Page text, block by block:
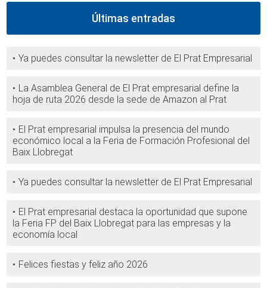
Últimas entradas
Ya puedes consultar la newsletter de El Prat Empresarial
La Asamblea General de El Prat empresarial define la
hoja de ruta 2026 desde la sede de Amazon al Prat
El Prat empresarial impulsa la presencia del mundo
económico local a la Feria de Formación Profesional del
Baix Llobregat
Ya puedes consultar la newsletter de El Prat Empresarial
El Prat empresarial destaca la oportunidad que supone
la Feria FP del Baix Llobregat para las empresas y la
economía local
Felices fiestas y feliz año 2026